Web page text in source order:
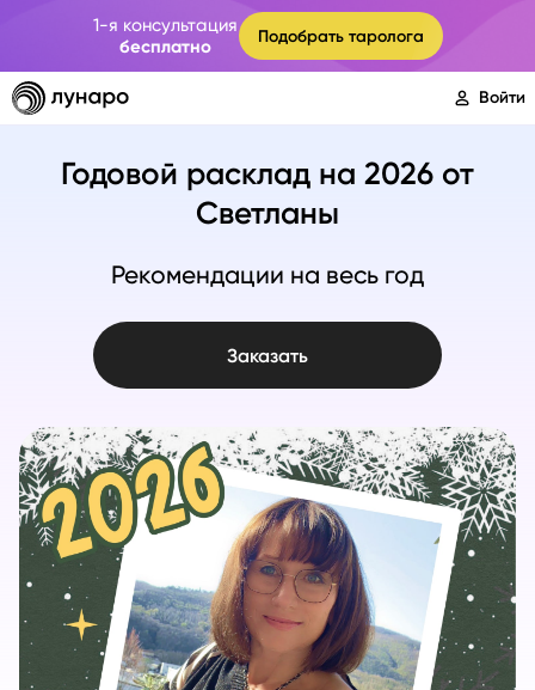
1-я консультация
бесплатно
Подобрать таролога
Войти
Годовой расклад на 2026 от
Светланы
Запись в Zoom навсегда
Главные события года
Прогноз на 12 месяцев
Рекомендации на весь год
Заказать